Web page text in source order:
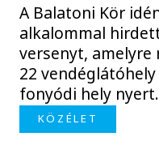
A Balatoni Kör
alkalommal
versenyt,
22
fonyódi hely
KÖZÉLET